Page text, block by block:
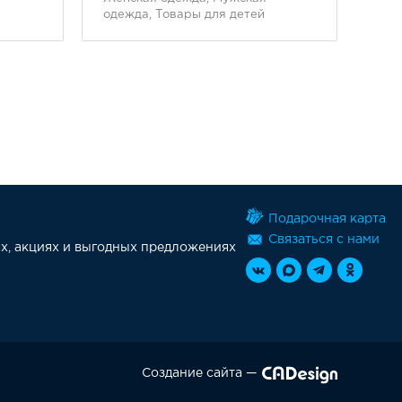
одежда, Товары для детей
акциях и выгодных предложениях
Подарочная карта
Связаться с нами
Создание сайта —